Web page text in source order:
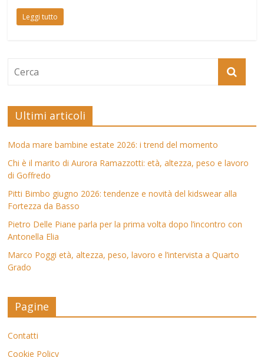
Leggi tutto
Ultimi articoli
Moda mare bambine estate 2026: i trend del momento
Chi è il marito di Aurora Ramazzotti: età, altezza, peso e lavoro
di Goffredo
Pitti Bimbo giugno 2026: tendenze e novità del kidswear alla
Fortezza da Basso
Pietro Delle Piane parla per la prima volta dopo l’incontro con
Antonella Elia
Marco Poggi età, altezza, peso, lavoro e l’intervista a Quarto
Grado
Pagine
Contatti
Cookie Policy